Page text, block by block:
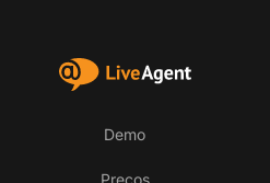
Demo
Preços